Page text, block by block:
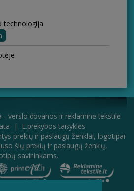
technologija
- verslo dovanos ir reklaminė tekstilė
|
E.prekybos taisyklės
prekių ir paslaugų ženklai, logotipai
šių prekių ir paslaugų ženklų,
savininkams.